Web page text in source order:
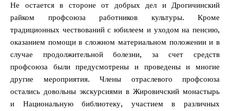
Не остается в стороне от добрых дел и Дрогичинский
райком профсоюза работников культуры. Кроме
традиционных чествований с юбилеем и уходом на пенсию,
оказанием помощи в сложном материальном положении и в
случае продолжительной болезни, за счет средств
профсоюза были предусмотрены и проведены и многие
другие мероприятия. Члены отраслевого профсоюза
остались довольны экскурсиями в Жировичский монастырь
и Национальную библиотеку, участием в различных